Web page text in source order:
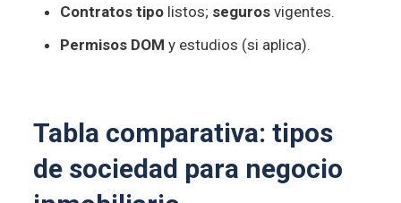
Contratos tipolistos; segurosvigentes.
Permisos DOM y estudios (si aplica).
Tabla comparativa: tipos
de sociedad para negocio